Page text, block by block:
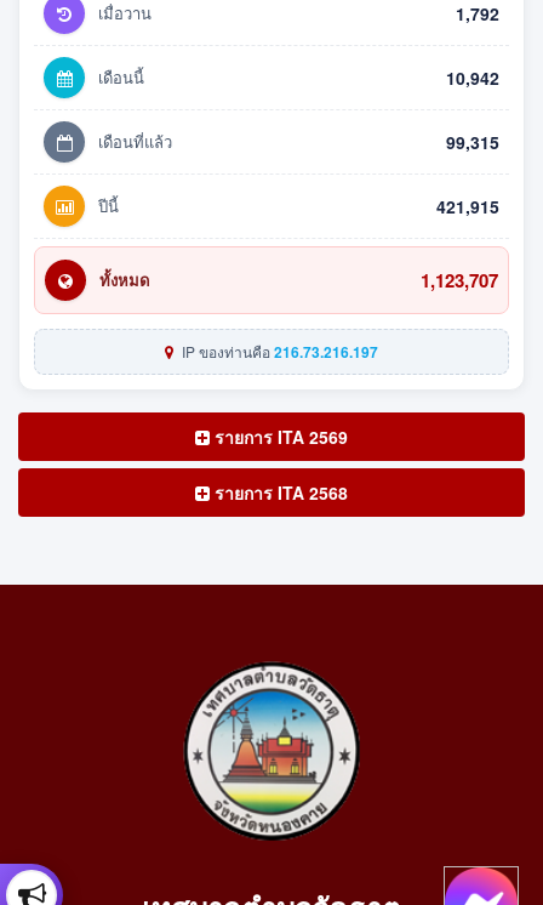
เมื่อวาน 1,792
เดือนนี้ 10,942
เดือนที่แล้ว 99,315
ปีนี้ 421,915
ทั้งหมด 1,123,707
IP ของท่านคือ216.73.216.197
รายการ ITA 2569
รายการ ITA 2568